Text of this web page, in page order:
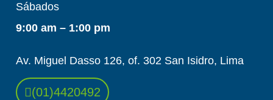
Sábados
9:00 am – 1:00 pm
Av. Miguel Dasso 126, of. 302 San Isidro, Lima
(01)4420492